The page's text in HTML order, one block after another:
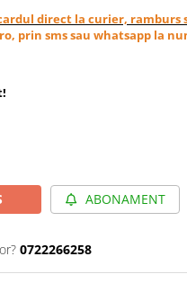
direct la curier, ramburs
prin sms sau whatsapp la
!
ABONAMENT
0722266258